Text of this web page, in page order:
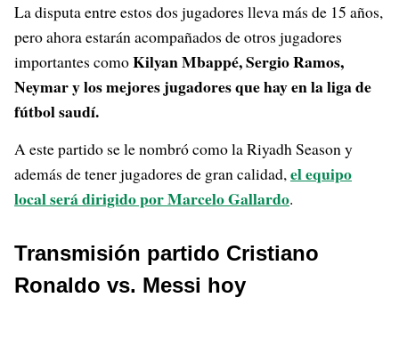
La disputa entre estos dos jugadores lleva más de 15 años,
pero ahora estarán acompañados de otros jugadores
importantes comoKilyan Mbappé, Sergio Ramos,
Neymar y los mejores jugadores que hay en la liga de
fútbol saudí.
A este partido se le nombró como la Riyadh Season y
además de tener jugadores de gran calidad,el equipo
local será dirigido por Marcelo Gallardo.
Transmisión partido Cristiano
Ronaldo vs. Messi hoy